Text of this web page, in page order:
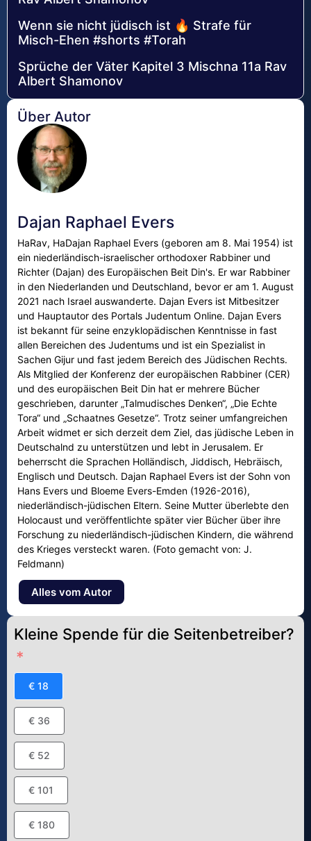
Wenn sie nicht jüdisch ist 🔥 Strafe für
Misch-Ehen #shorts #Torah
Sprüche der Väter Kapitel 3 Mischna 11a Rav
Albert Shamonov
Über Autor
Dajan Raphael Evers
HaRav, HaDajan Raphael Evers (geboren am 8. Mai 1954) ist
ein niederländisch-israelischer orthodoxer Rabbiner und
Richter (Dajan) des Europäischen Beit Din's. Er war Rabbiner
in den Niederlanden und Deutschland, bevor er am 1. August
2021 nach Israel auswanderte. Dajan Evers ist Mitbesitzer
und Hauptautor des Portals Judentum Online. Dajan Evers
ist bekannt für seine enzyklopädischen Kenntnisse in fast
allen Bereichen des Judentums und ist ein Spezialist in
Sachen Gijur und fast jedem Bereich des Jüdischen Rechts.
Als Mitglied der Konferenz der europäischen Rabbiner (CER)
und des europäischen Beit Din hat er mehrere Bücher
geschrieben, darunter „Talmudisches Denken“, „Die Echte
Tora“ und „Schaatnes Gesetze“. Trotz seiner umfangreichen
Arbeit widmet er sich derzeit dem Ziel, das jüdische Leben in
Deutschalnd zu unterstützen und lebt in Jerusalem. Er
beherrscht die Sprachen Holländisch, Jiddisch, Hebräisch,
Englisch und Deutsch. Dajan Raphael Evers ist der Sohn von
Hans Evers und Bloeme Evers-Emden (1926-2016),
niederländisch-jüdischen Eltern. Seine Mutter überlebte den
Holocaust und veröffentlichte später vier Bücher über ihre
Forschung zu niederländisch-jüdischen Kindern, die während
des Krieges versteckt waren. (Foto gemacht von: J.
Feldmann)
Alles vom Autor
Kleine Spende für die Seitenbetreiber?
€ 18
€ 36
€ 52
€ 101
€ 180